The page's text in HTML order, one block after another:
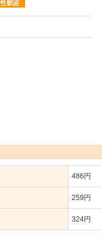
486円
259円
324円